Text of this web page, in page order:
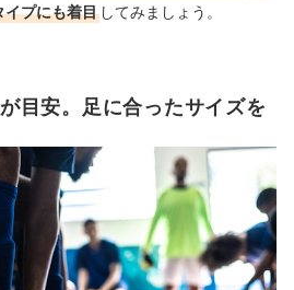
イプにも着目 してみましょう。
目安。足に合ったサイズを